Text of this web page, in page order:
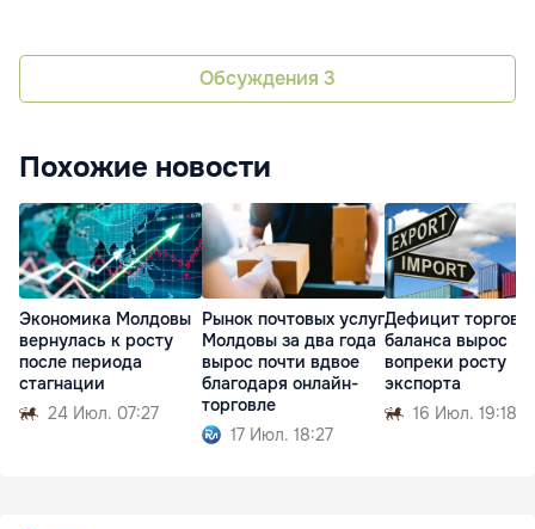
Обсуждения 3
Похожие новости
Экономика Молдовы
вернулась к росту
после периода
стагнации
24 Июл. 07:27
Рынок почтовых услуг
Молдовы за два года
вырос почти вдвое
благодаря онлайн-
торговле
17 Июл. 18:27
Дефицит
баланса вырос
вопреки росту
экспорта
16 Июл. 19:18